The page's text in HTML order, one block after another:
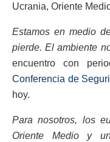
Ucrania, Oriente
Estamos en medio
pierde. El ambiente
encuentro con
Conferencia de
hoy.
Para nosotros, los
Oriente Medio y